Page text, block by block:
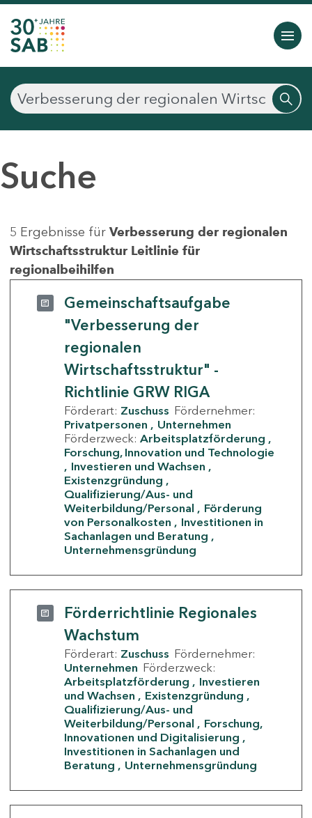
Suche
5 Ergebnisse für Verbesserung der regionalen
Wirtschaftsstruktur Leitlinie für
regionalbeihilfen
Gemeinschaftsaufgabe
"Verbesserung der
regionalen
Wirtschaftsstruktur" -
Richtlinie GRW RIGA
Förderart: Zuschuss Fördernehmer:
Privatpersonen
Unternehmen
Förderzweck: Arbeitsplatzförderung
Forschung, Innovation und Technologie
Investieren und Wachsen
Existenzgründung
Qualifizierung/Aus- und
Weiterbildung/Personal
Förderung
von Personalkosten
Investitionen in
Sachanlagen und Beratung
Unternehmensgründung
Förderrichtlinie Regionales
Wachstum
Förderart: Zuschuss Fördernehmer:
Unternehmen Förderzweck:
Arbeitsplatzförderung
Investieren
und Wachsen
Existenzgründung
Qualifizierung/Aus- und
Weiterbildung/Personal
Forschung,
Innovationen und Digitalisierung
Investitionen in Sachanlagen und
Beratung
Unternehmensgründung